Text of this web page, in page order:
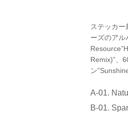
ステッカ
ーズのアル
Remix)”、
ン
A-01.
B-01.